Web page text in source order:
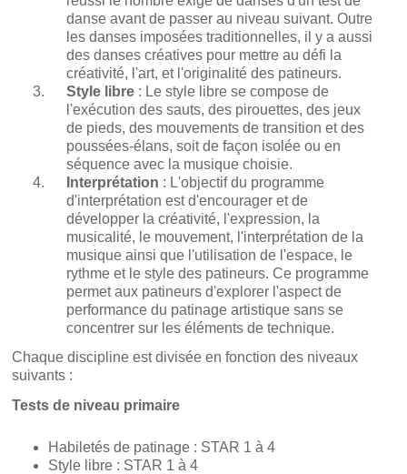
danse avant de passer au niveau suivant. Outre
les danses imposées traditionnelles, il y a aussi
des danses créatives pour mettre au défi la
créativité, l'art, et l'originalité des patineurs.
Style libre : Le style libre se compose de
l'exécution des sauts, des pirouettes, des jeux
de pieds, des mouvements de transition et des
poussées-élans, soit de façon isolée ou en
séquence avec la musique choisie.
Interprétation : L'objectif du programme
d'interprétation est d'encourager et de
développer la créativité, l'expression, la
musicalité, le mouvement, l'interprétation de la
musique ainsi que l'utilisation de l'espace, le
rythme et le style des patineurs. Ce programme
permet aux patineurs d'explorer l'aspect de
performance du patinage artistique sans se
concentrer sur les éléments de technique.
Chaque discipline est divisée en fonction des niveaux
suivants :
Tests de niveau primaire
Habiletés de patinage : STAR 1 à 4
Style libre : STAR 1 à 4